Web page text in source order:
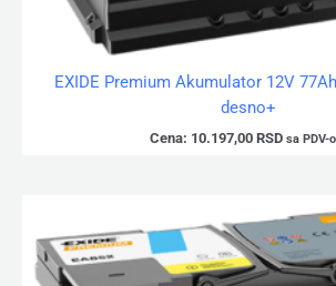
EXIDE Premium Akumulator 12V
desno+
Cena: 10.197,00 RSD sa PDV-